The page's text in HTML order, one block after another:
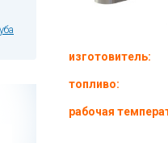
изготовитель:
топливо:
рабочая